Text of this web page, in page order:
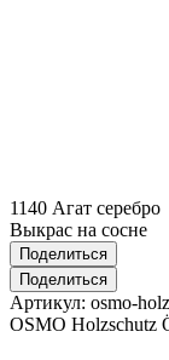
1140 Агат серебро
Выкрас на сосне
Поделиться
Поделиться
Артикул: osmo-
OSMO Holzschutz